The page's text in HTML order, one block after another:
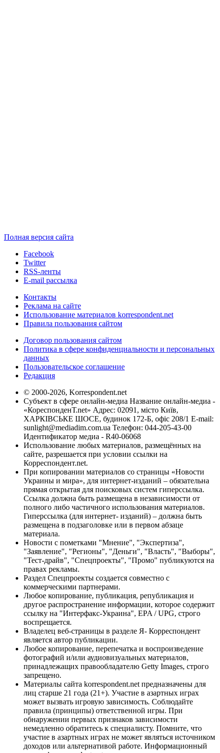
Полная версия сайта
Facebook
Twitter
RSS-ленты
E-mail рассылка
Контакты
Реклама на сайте
Использование материалов korrespondent.net
Правила пользования сайтом
Договор пользования сайтом
Политика в сфере конфиденциальности и персональных
данных
Пользовательское соглашение
Редакция
© 2000-2026, Korrespondent.net
Субъект в сфере онлайн-медиа Название онлайн-медиа -
«КореспонденТ.net» Адрес: 02091, місто Київ,
ХАРКІВСЬКЕ ШОСЕ, будинок 172-Б, офіс 208/1 E-mail:
sunlight@mediadim.com.ua Телефон: 044-205-43-00
Идентификатор медиа - R40-06068
Использование любых материалов, размещённых на
сайте, разрешается при условии ссылки на
Корреспондент.net.
При копировании материалов со страницы «Новости
Украины и мира», для интернет-изданий – обязательна
прямая открытая для поисковых систем гиперссылка.
Ссылка должна быть размещена в независимости от
полного либо частичного использования материалов.
Гиперссылка (для интернет- изданий) – должна быть
размещена в подзаголовке или в первом абзаце
материала.
Новости с пометками "Мнение", "Экспертиза",
"Заявление", "Регионы", "Деньги", "Власть", "Выборы",
"Тест-драйв", "Спецпроекты", "Промо" публикуются на
правах рекламы.
Раздел Спецпроекты создается совместно с
коммерческими партнерами.
Любое копирование, публикация, републикация и
другое распространение информации, которое содержит
ссылку на "Интерфакс-Украина", EPA / UPG, строго
воспрещается.
Владелец веб-страницы в разделе Я- Корреспондент
является автор публикации.
Любое копирование, перепечатка и воспроизведение
фотографий и/или аудиовизуальных материалов,
принадлежащих правообладателю Getty Images, строго
запрещено.
Материалы сайта korrespondent.net предназначены для
лиц старше 21 года (21+). Участие в азартных играх
может вызвать игровую зависимость. Соблюдайте
правила (принципы) ответственной игры. При
обнаружении первых признаков зависимости
немедленно обратитесь к специалисту. Помните, что
участие в азартных играх не может являться источником
доходов или альтернативой работе. Информационный